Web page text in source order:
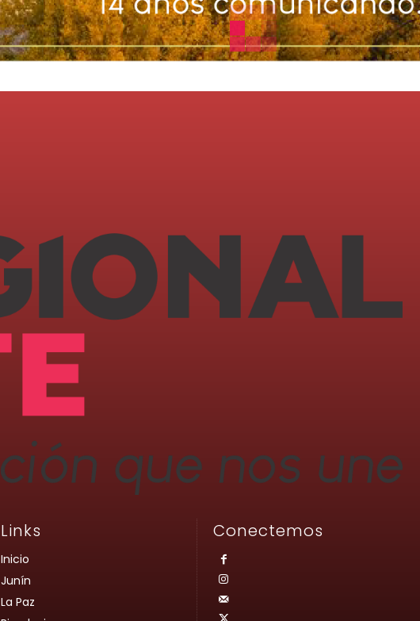
Links
Inicio
Junín
La Paz
Conectemos